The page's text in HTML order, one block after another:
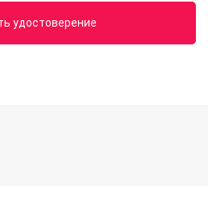
удостоверение